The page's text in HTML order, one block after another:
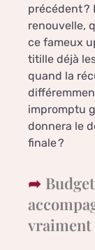
précédent ?
renouvelle,
ce fameux
titille déjà
quand la
impromptu
donnera le
finale ?
vraiment